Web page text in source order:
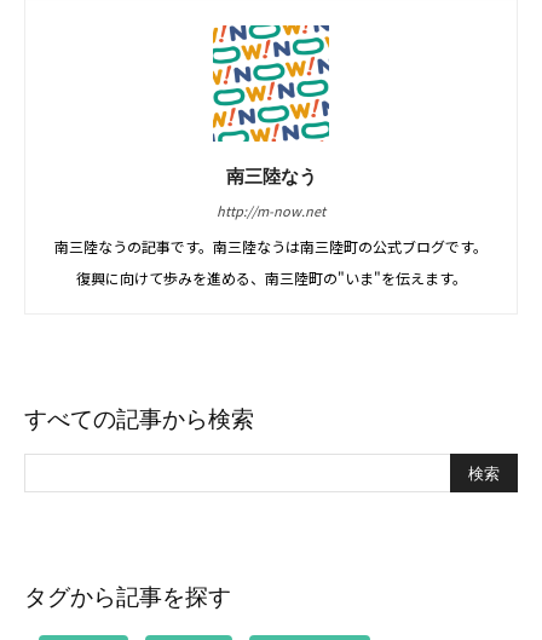
南三陸なう
http://m-now.net
南三陸なうの記事です。南三陸なうは南三陸町の公式ブログです。
復興に向けて歩みを進める、南三陸町の"いま"を伝えます。
すべての記事から検索
タグから記事を探す